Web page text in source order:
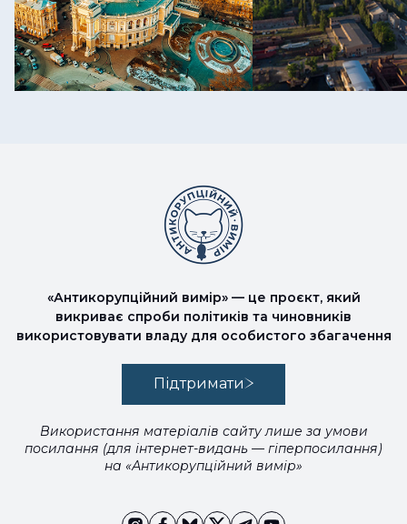
«Антикорупційний вимір» — це проєкт, який
викриває спроби політиків та чиновників
використовувати владу для особистого збагачення
Підтримати
Використання матеріалів сайту лише за умови
посилання (для інтернет-видань — гіперпосилання)
на «Антикорупційний вимір»